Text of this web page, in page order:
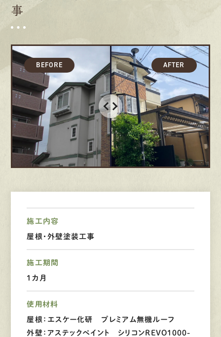
採用情報
先輩インタビュー
エントリー
有資格 が、無料 建物診断いたします!!
0120-44-2605
Web
事
施工内容
屋根・外壁塗装工事
施工期間
1カ月
使用材料
屋根：エスケー化研 プレミアム無機ルーフ
外壁：アステックペイント シリコンREVO1000-